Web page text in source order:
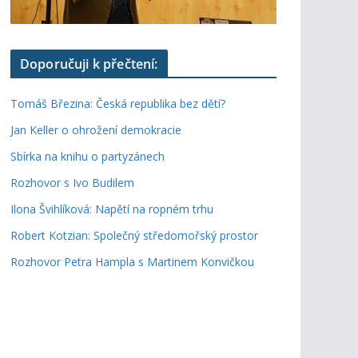
Doporučuji k přečtení:
Tomáš Březina: Česká republika bez dětí?
Jan Keller o ohrožení demokracie
Sbírka na knihu o partyzánech
Rozhovor s Ivo Budilem
Ilona Švihlíková: Napětí na ropném trhu
Robert Kotzian: Společný středomořský prostor
Rozhovor Petra Hampla s Martinem Konvičkou